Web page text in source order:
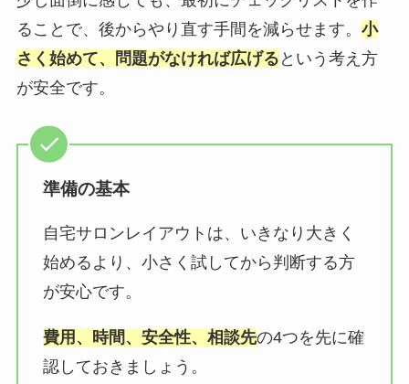
ることで、後からやり直す手間を減らせます。 小
さく始めて、問題がなければ広げる という考え方
が安全です。
準備の基本
自宅サロンレイアウトは、いきなり大きく
始めるより、小さく試してから判断する方
が安心です。
費用、時間、安全性、相談先の4つを先に確
認しておきましょう。